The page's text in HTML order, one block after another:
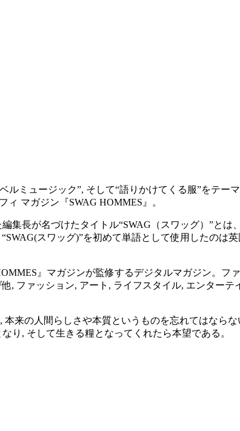
ルミュージック”, そして“語りかけてくる服”をテ
マガジン『SWAG HOMMES』。
集長が名づけたタイトル“SWAG（スワッグ）”と
スワッグ)”を初めて単語として使用したのは
』マガジンが監修するデジタルマガジン。
, ファッション, アート, ライフスタイル, エンター
来の人間らしさや本質というものを忘れてはなら
り, そして生きる糧となってくれたら本望である。